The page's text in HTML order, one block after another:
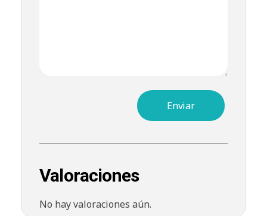
Valoraciones
No hay valoraciones aún.